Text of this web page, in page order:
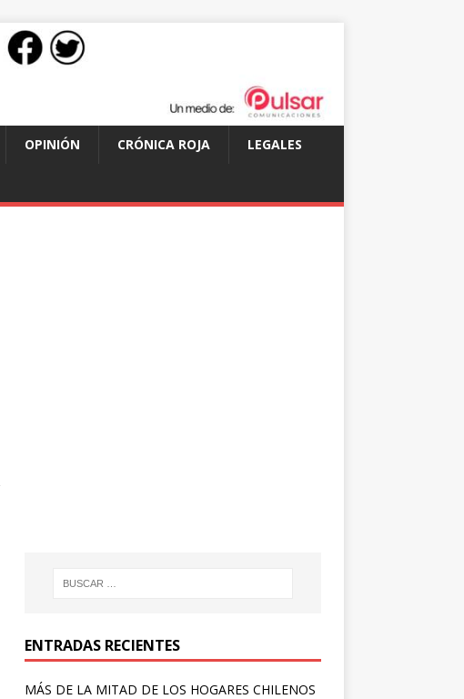
OPINIÓN CRÓNICA ROJA LEGALES
ENTRADAS RECIENTES
MÁS DE LA MITAD DE LOS HOGARES CHILENOS